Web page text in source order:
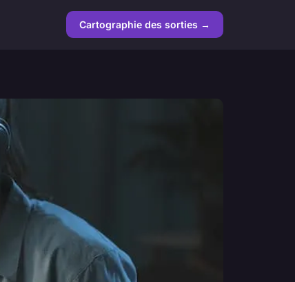
Cartographie des sorties →